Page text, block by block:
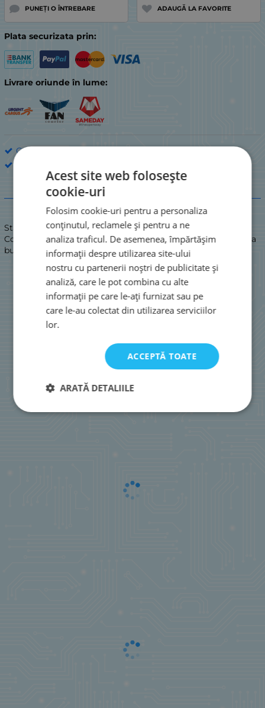
PUNEȚI O ÎNTREBARE ADAUGĂ LA FAVORITE
Plata securizata prin:
Livrare oriunde în lume:
Comutatoare și butoane
Descriere
Stare: NOU / NOU
Comutator tactil cu 4 pini, 6 mm x 6 mm, L=7 mm, înălțimea
butonului (măsurată de pe PCB)
Acest site web folosește
cookie-uri
Folosim cookie-uri pentru a personaliza
conținutul, reclamele și pentru a ne
analiza traficul. De asemenea, împărtășim
informații despre utilizarea site-ului
nostru cu partenerii noștri de publicitate și
analiză, care le pot combina cu alte
informații pe care le-ați furnizat sau pe
care le-au colectat din utilizarea serviciilor
lor.
ACCEPTĂ TOATE
ARATĂ DETALIILE